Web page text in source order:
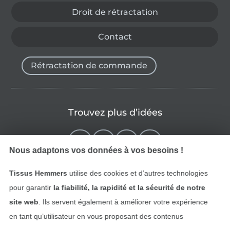
Droit de rétractation
Contact
Rétractation de commande
Trouvez plus d’idées
Nous adaptons vos données à vos besoins !
Tissus Hemmers utilise des cookies et d’autres technologies
pour garantir la fiabilité, la rapidité et la sécurité de notre
site web . Ils servent également à améliorer votre expérience
en tant qu’utilisateur en vous proposant des contenus